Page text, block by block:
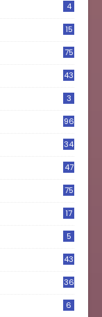
4
15
75
43
3
96
34
47
75
17
5
43
36
6